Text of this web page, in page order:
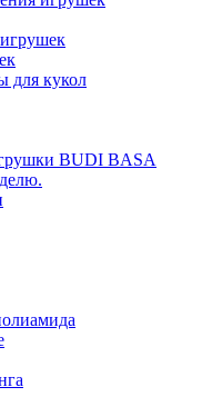
для кукол
BUDI BASA